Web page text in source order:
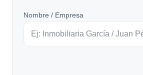
Nombre / Empresa